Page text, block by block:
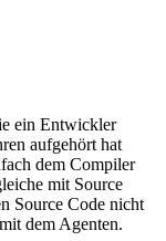
ein Entwickler
aufgehört hat
dem Compiler
mit Source
Source Code nicht
dem Agenten.